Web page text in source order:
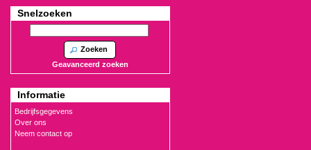
Snelzoeken
Zoeken
Geavanceerd zoeken
Informatie
Bedrijfsgegevens
Over ons
Neem contact op